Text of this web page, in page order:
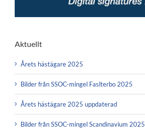
Aktuellt
Årets hästägare 2025
Bilder från SSOC-mingel Faslterbo 2025
Årets hästägare 2025 uppdaterad
Bilder från SSOC-mingel Scandinavium 2025